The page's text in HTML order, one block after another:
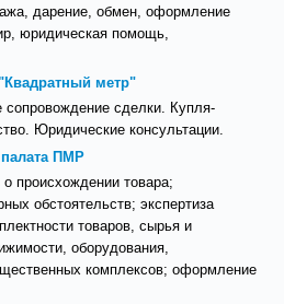
дарение, обмен, оформление
юридическая помощь,
метр"
сделки. Купля-
Юридические консультации.
ПМР
происхождении товара;
обстоятельств; экспертиза
товаров, сырья и
оборудования,
комплексов; оформление